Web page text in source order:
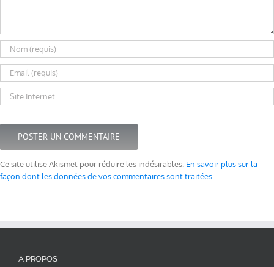
Ce site utilise Akismet pour réduire les indésirables. En savoir plus sur la
façon dont les données de vos commentaires sont traitées
A PROPOS